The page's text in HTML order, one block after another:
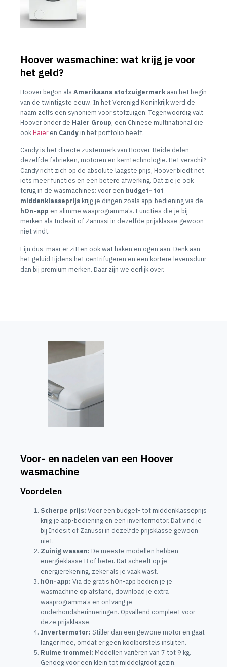
Hoover wasmachine: wat krijg je voor
het geld?
Hoover begon als Amerikaans stofzuigermerk aan het begin
van de twintigste eeuw. In het Verenigd Koninkrijk werd de
naam zelfs een synoniem voor stofzuigen. Tegenwoordig valt
Hoover onder de Haier Group, een Chinese multinational die
ookHaieren Candy in het portfolio heeft.
Candy is het directe zustermerk van Hoover. Beide delen
dezelfde fabrieken, motoren en kerntechnologie. Het verschil?
Candy richt zich op de absolute laagste prijs, Hoover biedt net
iets meer functies en een betere afwerking. Dat zie je ook
terug in de wasmachines: voor een budget- tot
middenklasseprijs krijg je dingen zoals app-bediening via de
hOn-app en slimme wasprogramma’s. Functies die je bij
merken als Indesit of Zanussi in dezelfde prijsklasse gewoon
niet vindt.
Fijn dus, maar er zitten ook wat haken en ogen aan. Denk aan
het geluid tijdens het centrifugeren en een kortere levensduur
dan bij premium merken. Daar zijn we eerlijk over.
Voor- en nadelen van een Hoover
wasmachine
Voordelen
Scherpe prijs: Voor een budget- tot middenklasseprijs
krijg je app-bediening en een invertermotor. Dat vind je
bij Indesit of Zanussi in dezelfde prijsklasse gewoon
niet.
Zuinig wassen: De meeste modellen hebben
energieklasse B of beter. Dat scheelt op je
energierekening, zeker als je vaak wast.
hOn-app: Via de gratis hOn-app bedien je je
wasmachine op afstand, download je extra
wasprogramma’s en ontvang je
onderhoudsherinneringen. Opvallend compleet voor
deze prijsklasse.
Invertermotor: Stiller dan een gewone motor en gaat
langer mee, omdat er geen koolborstels inslijten.
Ruime trommel: Modellen variëren van 7 tot 9 kg.
Genoeg voor een klein tot middelgroot gezin.